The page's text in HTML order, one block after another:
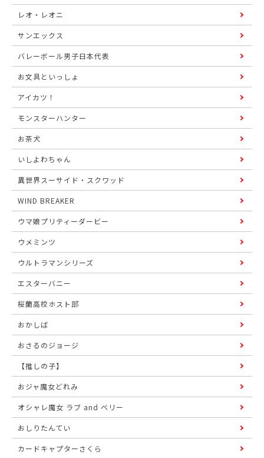
レオ・レオニ
サンエックス
バレーボール男子日本代表
お文具といっしょ
アイカツ！
モンスターハンター
お茶犬
いしよわちゃん
異世界スーサイド・スクワッド
WIND BREAKER
ウマ娘プリティーダービー
ウメミンツ
ウルトラマンシリーズ
エスターバニー
桜蘭高校ホスト部
おかしば
おさるのジョージ
【推しの子】
おジャ魔女どれみ
オシャレ魔女 ラブ and ベリー
おしりたんてい
カードキャプターさくら